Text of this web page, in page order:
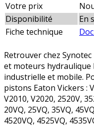
Votre prix
Disponibilité
En
Fiche technique
Retrouver chez
et moteurs hydraulique
industrielle et mobile.
pistons Eaton Vickers :
V2010, V2020, 2520V,
20VQ, 25VQ, 35VQ,
4520VQ, 4525VQ,